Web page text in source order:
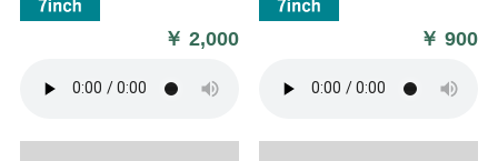
￥2,000 ￥900